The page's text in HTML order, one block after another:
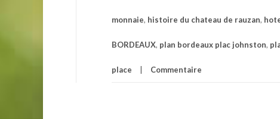
monnaie, histoire du chateau de rauzan,
BORDEAUX, plan bordeaux plac johnston,
place Commentaire